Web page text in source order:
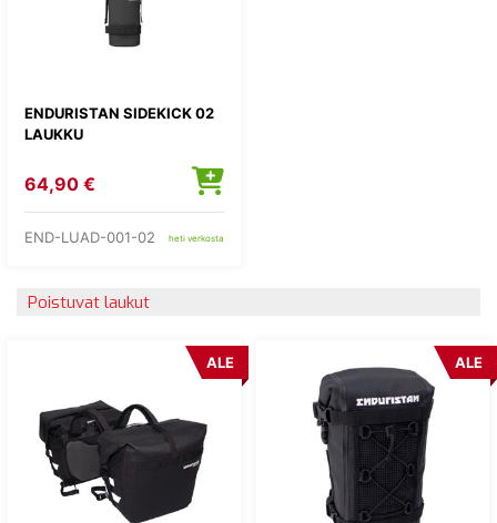
ENDURISTAN SIDEKICK 02
LAUKKU
64,90 €
END-LUAD-001-02 heti verkosta
Poistuvat laukut
ALE ALE